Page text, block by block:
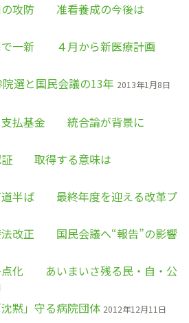
の攻防 准看養成の今後は
で一新 ４月から新医療計画
選と国民会議の13年 2013年1月8日
支払基金 統合論が背景に
証 取得する意味は
道半ば 最終年度を迎える改革プ
法改正 国民会議へ“報告”の影響
点化 あいまいさ残る民・自・公
黙」守る病院団体 2012年12月11日